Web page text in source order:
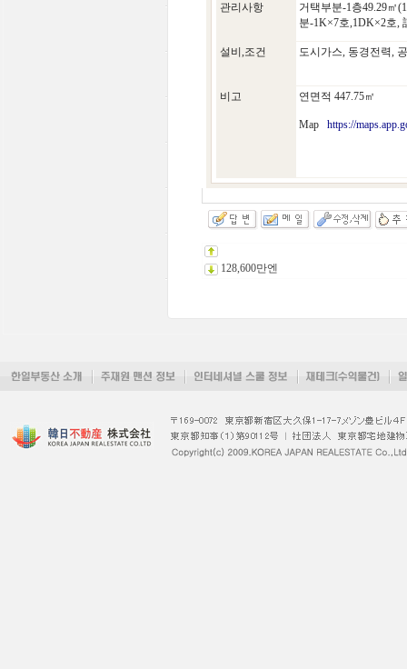
관리사항
거택부분-1층
분-1K×7호,1DK×2호,
설비,조건 도시가스, 동경전력,
비고 연면적 447.75㎡
Map https://
128,600만엔